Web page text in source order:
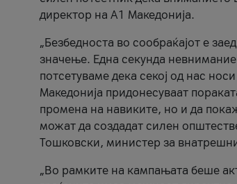
директор на А1 Македонија.
„Безбедноста во сообраќајот е
значење. Една секунда
потсетуваме дека секој од нас
Македонија придонесуваат
промена на навиките, но и да
можат да создадат силен
Тошковски, министер за
„Во рамките на кампањата беше